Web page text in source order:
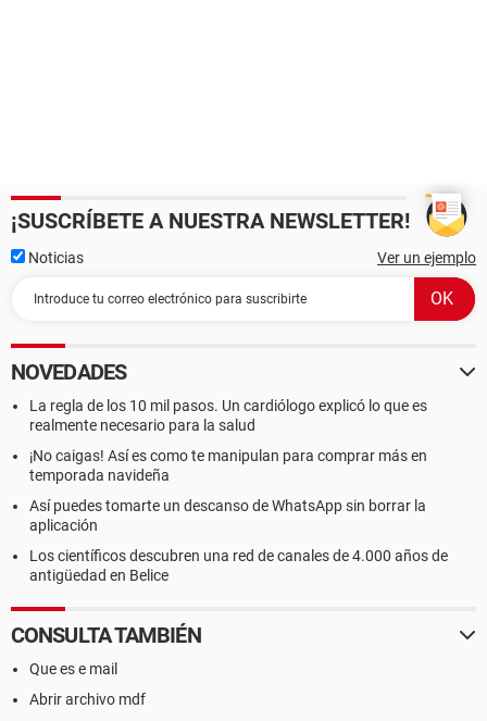
¡SUSCRÍBETE A NUESTRA NEWSLETTER!
Noticias Ver un ejemplo
NOVEDADES
La regla de los 10 mil pasos. Un cardiólogo explicó lo que es
realmente necesario para la salud
¡No caigas! Así es como te manipulan para comprar más en
temporada navideña
Así puedes tomarte un descanso de WhatsApp sin borrar la
aplicación
Los científicos descubren una red de canales de 4.000 años de
antigüedad en Belice
CONSULTA TAMBIÉN
Que es e mail
Abrir archivo mdf